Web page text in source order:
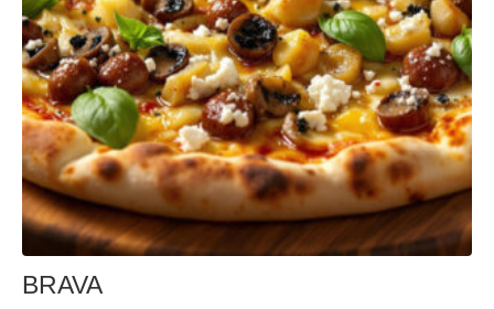
BRAVA